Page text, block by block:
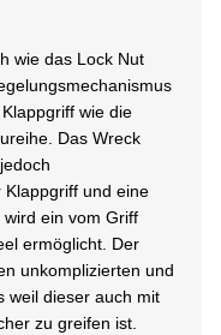
wie das Lock Nut
wie die
Das Wreck
und eine
wird ein vom Griff
ermöglicht. Der
unkomplizierten und
weil dieser auch mit
zu greifen ist.